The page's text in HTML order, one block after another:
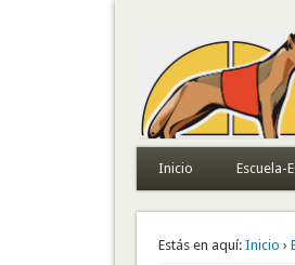
Todo sobre perros de
Inicio Escuela-
Estás en aquí: Inicio ›